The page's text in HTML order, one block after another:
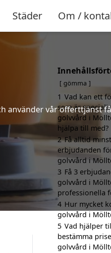
Städer Om /
använder vår offerttjänst
gömma
1 Vad kan ett
som är
golvvård i
hjälpa till med?
2 Få alltid
erbjudanden
golvvård i
3 Få 3
golvvård i
professionella
4 Hur mycket
golvvård i
5 Vad hjälper
bestämma
golvvård i